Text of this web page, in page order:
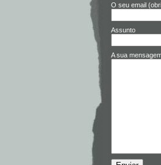
O seu email
Assunto
A sua